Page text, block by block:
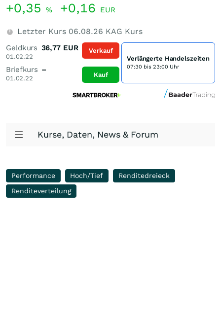
+0,35 % +0,16 EUR
Letzter Kurs 06.08.26 KAG Kurs
Geldkurs
01.02.22
36,77 EUR
Briefkurs
01.02.22
–
Verkauf
Kauf
Verlängerte Handelszeiten
07:30 bis 23:00 Uhr
Kurse, Daten, News & Forum
Performance Hoch/Tief
Renditedreieck
Renditeverteilung